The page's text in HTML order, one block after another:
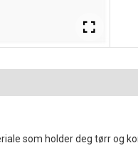
som holder deg tørr og